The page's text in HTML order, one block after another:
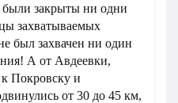
были закрыты ни одни
захватываемых
был захвачен ни один
А от Авдеевки,
к Покровску и
от 30 до 45 км,